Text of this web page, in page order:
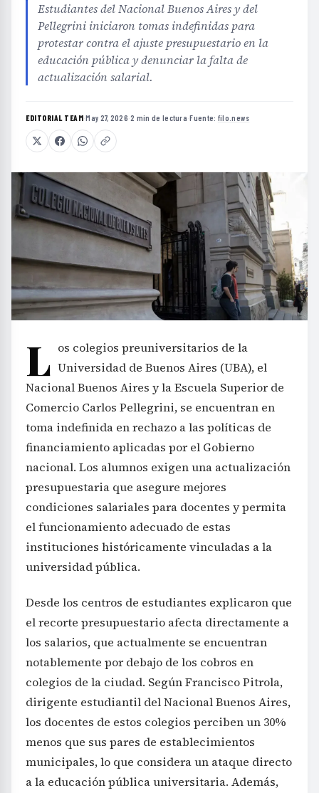
Estudiantes del Nacional Buenos Aires y del
Pellegrini iniciaron tomas indefinidas para
protestar contra el ajuste presupuestario en la
educación pública y denunciar la falta de
actualización salarial.
EDITORIAL TEAM·May 27, 2026·2 min de lectura·Fuente: filo.news
L os colegios preuniversitarios de la
Universidad de Buenos Aires (UBA), el
Nacional Buenos Aires y la Escuela Superior de
Comercio Carlos Pellegrini, se encuentran en
toma indefinida en rechazo a las políticas de
financiamiento aplicadas por el Gobierno
nacional. Los alumnos exigen una actualización
presupuestaria que asegure mejores
condiciones salariales para docentes y permita
el funcionamiento adecuado de estas
instituciones históricamente vinculadas a la
universidad pública.
Desde los centros de estudiantes explicaron que
el recorte presupuestario afecta directamente a
los salarios, que actualmente se encuentran
notablemente por debajo de los cobros en
colegios de la ciudad. Según Francisco Pitrola,
dirigente estudiantil del Nacional Buenos Aires,
los docentes de estos colegios perciben un 30%
menos que sus pares de establecimientos
municipales, lo que considera un ataque directo
a la educación pública universitaria. Además,